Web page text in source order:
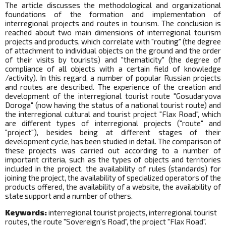
The article discusses the methodological and organizational
foundations of the formation and implementation of
interregional projects and routes in tourism. The conclusion is
reached about two main dimensions of interregional tourism
projects and products, which correlate with "routing" (the degree
of attachment to individual objects on the ground and the order
of their visits by tourists) and "thematicity" (the degree of
compliance of all objects with a certain field of knowledge
/activity). In this regard, a number of popular Russian projects
and routes are described. The experience of the creation and
development of the interregional tourist route "Gosudaryova
Doroga" (now having the status of a national tourist route) and
the interregional cultural and tourist project "Flax Road", which
are different types of interregional projects ("route" and
"project"), besides being at different stages of their
development cycle, has been studied in detail. The comparison of
these projects was carried out according to a number of
important criteria, such as the types of objects and territories
included in the project, the availability of rules (standards) for
joining the project, the availability of specialized operators of the
products offered, the availability of a website, the availability of
state support and a number of others.
Keywords:interregional tourist projects, interregional tourist
routes, the route "Sovereign's Road", the project "Flax Road".